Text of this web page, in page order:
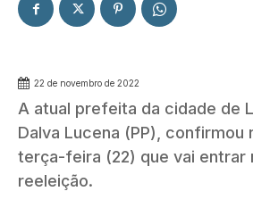
22 de novembro de 2022
A atual prefeita da cidade de
Dalva Lucena (PP), confirmou
terça-feira (22) que vai entrar
reeleição.